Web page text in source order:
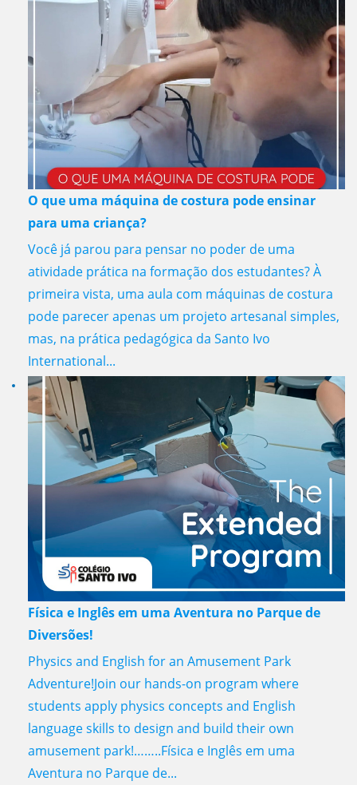
O que uma máquina de costura pode ensinar
para uma criança?
Você já parou para pensar no poder de uma
atividade prática na formação dos estudantes? À
primeira vista, uma aula com máquinas de costura
pode parecer apenas um projeto artesanal simples,
mas, na prática pedagógica da Santo Ivo
International...
Física e Inglês em uma Aventura no Parque de
Diversões!
Physics and English for an Amusement Park
Adventure!Join our hands-on program where
students apply physics concepts and English
language skills to design and build their own
amusement park!……..Física e Inglês em uma
Aventura no Parque de...